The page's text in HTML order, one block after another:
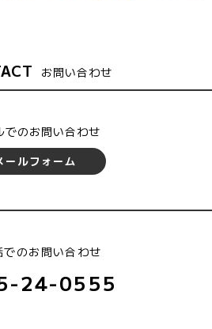
お問い合わせ
でのお問い合わせ
24-0555
でのお問い合わせ
ールフォーム